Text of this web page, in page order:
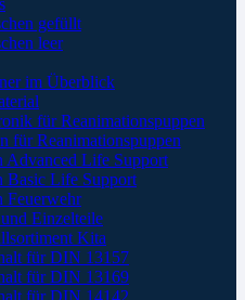
gefüllt
leer
im Überblick
für Reanimationspuppen
für Reanimationspuppen
Advanced Life Support
Basic Life Support
Feuerwehr
Einzelteile
Kita
für DIN 13157
für DIN 13169
für DIN 14142